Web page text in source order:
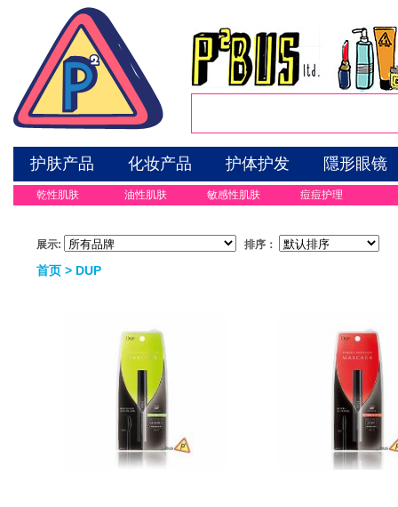
护肤产品 化妆产品 护体护发 隱形眼镜
乾性肌肤 油性肌肤 敏感性肌肤 痘痘护理
展示: 排序：
首页 > DUP